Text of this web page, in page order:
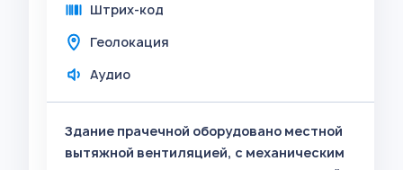
Штрих-код
Геолокация
Аудио
Здание прачечной оборудовано местной
вытяжной вентиляцией, с механическим